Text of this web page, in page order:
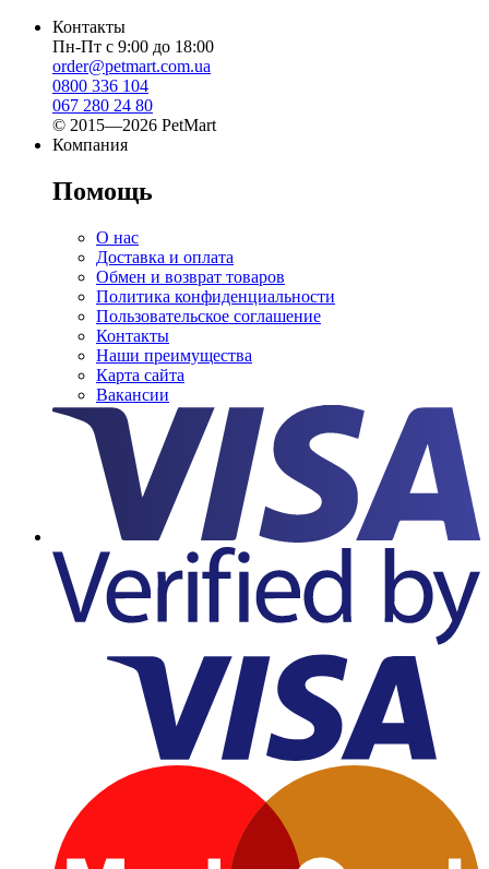
Контакты
Пн-Пт с 9:00 до 18:00
order@petmart.com.ua
0800 336 104
067 280 24 80
© 2015—2026 PetMart
Компания
Помощь
О нас
Доставка и оплата
Обмен и возврат товаров
Политика конфиденциальности
Пользовательское соглашение
Контакты
Наши преимущества
Карта сайта
Вакансии